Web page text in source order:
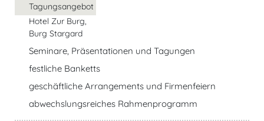
Tagungsangebot
Hotel Zur Burg,
Burg Stargard
Seminare, Präsentationen und Tagungen
festliche Banketts
geschäftliche Arrangements und Firmenfeiern
abwechslungsreiches Rahmenprogramm